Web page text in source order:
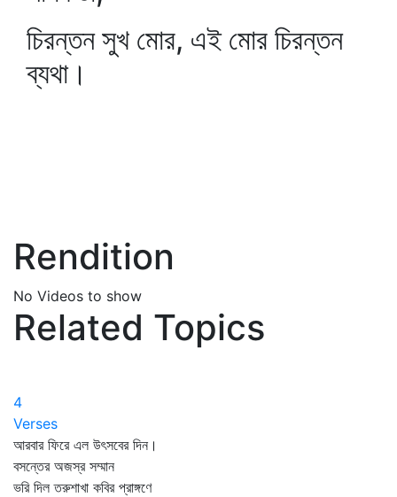
চিরন্তন সুখ মোর, এই মোর চিরন্তন
ব্যথা।
Rendition
No Videos to show
Related Topics
4
Verses
আরবার ফিরে এল উৎসবের দিন।
বসন্তের অজস্র সম্মান
ভরি দিল তরুশাখা কবির প্রাঙ্গণে